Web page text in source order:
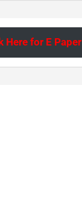
Here for E Paper